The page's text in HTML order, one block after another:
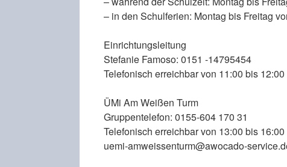
– in den Schulferien: Montag bis Freitag
Einrichtungsleitung
Stefanie Famoso: 0151 -14795454
Telefonisch erreichbar von 11:00 bis
ÜMi Am Weißen Turm
Gruppentelefon: 0155-604 170 31
Telefonisch erreichbar von 13:00 bis
uemi-amweissenturm@awocado-